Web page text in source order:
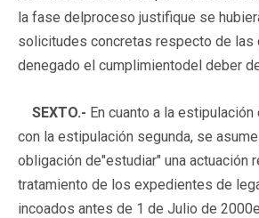
la fase delproceso justifique se
solicitudes concretas respecto de las
denegado el cumplimientodel deber
SEXTO.- En cuanto a la estipulación
con la estipulación segunda, se
obligación de"estudiar" una actuación
tratamiento de los expedientes de
incoados antes de 1 de Julio de